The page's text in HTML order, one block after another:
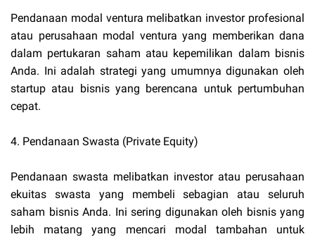
Pendanaan modal ventura melibatkan investor profesional
atau perusahaan modal ventura yang memberikan dana
dalam pertukaran saham atau kepemilikan dalam bisnis
Anda. Ini adalah strategi yang umumnya digunakan oleh
startup atau bisnis yang berencana untuk pertumbuhan
cepat.
4. Pendanaan Swasta (Private Equity)
Pendanaan swasta melibatkan investor atau perusahaan
ekuitas swasta yang membeli sebagian atau seluruh
saham bisnis Anda. Ini sering digunakan oleh bisnis yang
lebih matang yang mencari modal tambahan untuk